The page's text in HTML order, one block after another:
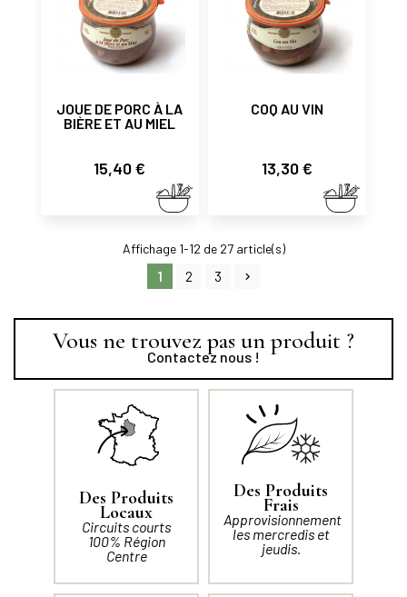
JOUE DE PORC À LA
BIÈRE ET AU MIEL
Prix
15,40 €
COQ AU VIN
Prix
13,30 €
Affichage 1-12 de 27 article(s)
1 2 3
Vous ne trouvez pas un produit ?
Contactez nous !
Des Produits
Locaux
Circuits courts
100% Région
Centre
Des Produits
Frais
Approvisionnement
les mercredis et
jeudis.